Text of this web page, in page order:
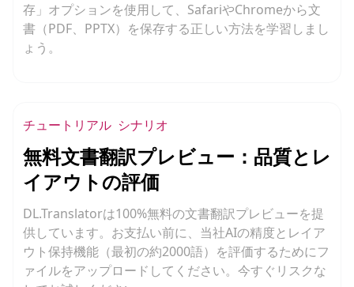
存」オプションを使用して、SafariやChromeから文
書（PDF、PPTX）を保存する正しい方法を学習しまし
ょう。
チュートリアル シナリオ
無料文書翻訳プレビュー：品質とレ
イアウトの評価
DL.Translatorは100%無料の文書翻訳プレビューを提
供しています。お支払い前に、当社AIの精度とレイア
ウト保持機能（最初の約2000語）を評価するためにフ
ァイルをアップロードしてください。今すぐリスクな